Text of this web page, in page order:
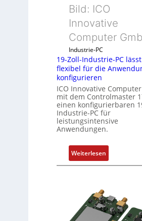
g
e
i
h
s
e
m
e
n
e
m
S
p
Bild: ICO
Innovative
Computer
Industrie-PC
19-Zoll-Industrie-PC
flexibel für die
konfigurieren
ICO Innovative
mit dem Controlmaster
einen konfigurierbaren
Industrie-PC für
leistungsintensive
Anwendungen.
Weiterlesen:
1
Z
o
l